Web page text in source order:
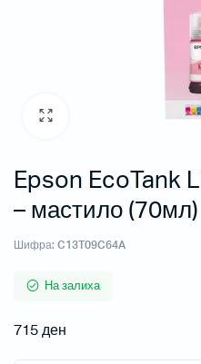
Epson EcoTank
– мастило (70мл)
Шифра: C13T09C64A
На залиха
715ден